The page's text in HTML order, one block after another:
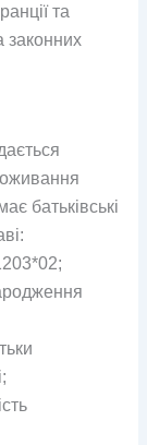
та
законних
батьківські